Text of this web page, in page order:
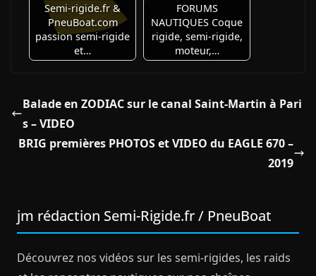
Semi-rigide.fr &
PneuBoat.com
passion semi-rigide
et…
FORUMS
NAUTIQUES Coque
rigide, semi-rigide,
moteur,…
Balade en ZODIAC sur le canal Saint-Martin à Pari
s – VIDEO
BRIG premières PHOTOS et VIDEO du EAGLE 670 –
2019
jm rédaction Semi-Rigide.fr / PneuBoat
Découvrez nos vidéos sur les semi-rigides, les raids